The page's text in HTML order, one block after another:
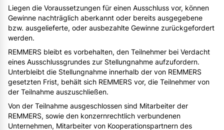
Liegen die Voraussetzungen für einen Ausschluss vor, können
Gewinne nachträglich aberkannt oder bereits ausgegebene
bzw. ausgelieferte, oder ausbezahlte Gewinne zurückgefordert
werden.
REMMERS bleibt es vorbehalten, den Teilnehmer bei Verdacht
eines Ausschlussgrundes zur Stellungnahme aufzufordern.
Unterbleibt die Stellungnahme innerhalb der von REMMERS
gesetzten Frist, behält sich REMMERS vor, die Teilnehmer von
der Teilnahme auszuschließen.
Von der Teilnahme ausgeschlossen sind Mitarbeiter der
REMMERS, sowie den konzernrechtlich verbundenen
Unternehmen, Mitarbeiter von Kooperationspartnern des